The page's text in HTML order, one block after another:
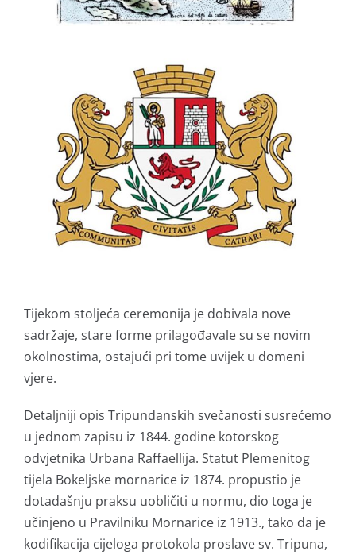
Tijekom stoljeća ceremonija je dobivala nove
sadržaje, stare forme prilagođavale su se novim
okolnostima, ostajući pri tome uvijek u domeni
vjere.
Detaljniji opis Tripundanskih svečanosti susrećemo
u jednom zapisu iz 1844. godine kotorskog
odvjetnika Urbana Raffaellija. Statut Plemenitog
tijela Bokeljske mornarice iz 1874. propustio je
dotadašnju praksu uobličiti u normu, dio toga je
učinjeno u Pravilniku Mornarice iz 1913., tako da je
kodifikacija cijeloga protokola proslave sv. Tripuna,